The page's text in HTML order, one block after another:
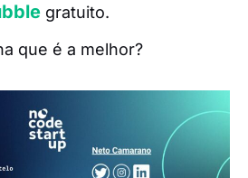
gratuito.
que é a melhor?